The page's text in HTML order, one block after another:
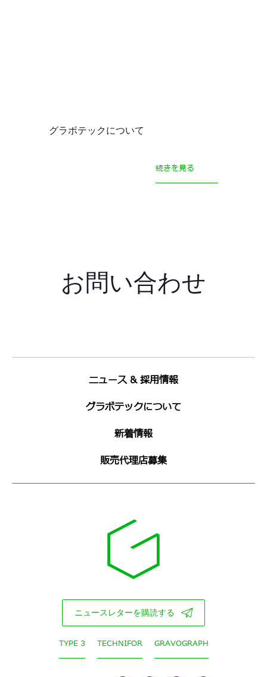
グラボテックについて
続きを見る
お問い合わせ
ニュース & 採用情報
グラボテックについて
新着情報
販売代理店募集
ニュースレターを購読する
TYPE 3 TECHNIFOR GRAVOGRAPH